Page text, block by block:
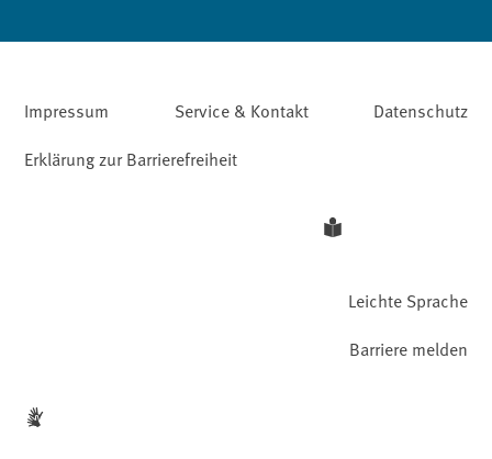
Impressum Service & Kontakt
Datenschutz
Erklärung zur Barrierefreiheit
Leichte Sprache
Barriere melden